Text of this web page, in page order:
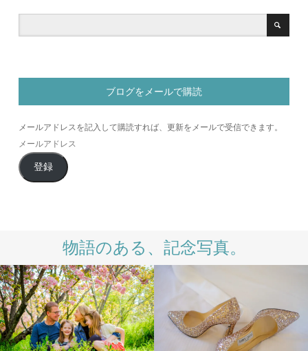
ブログをメールで購読
メールアドレスを記入して購読すれば、更新をメールで受信できます。
メ
ー
ル
登録
物語のある、記念写真。